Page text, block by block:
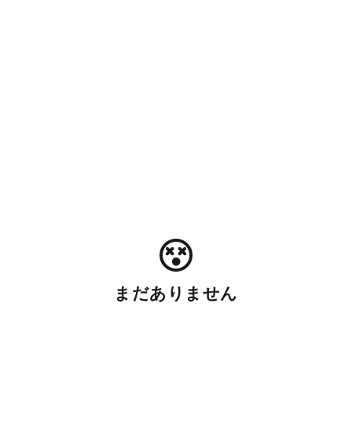
まだありません